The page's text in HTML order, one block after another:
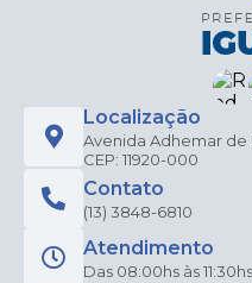
Localização
Avenida Adhemar de
CEP: 11920-000
Contato
(13) 3848-6810
Atendimento
Das 08:00hs às